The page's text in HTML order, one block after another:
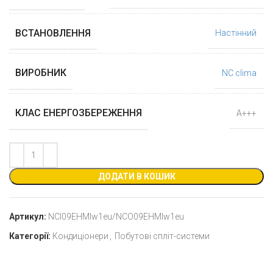
ВСТАНОВЛЕННЯ Настінний
ВИРОБНИК NC clima
КЛАС ЕНЕРГОЗБЕРЕЖЕННЯ А+++
ДОДАТИ В КОШИК
Артикул: NCI09EHMIw1eu/NCO09EHMIw1eu
Категорії: Кондиціонери Побутові спліт-системи